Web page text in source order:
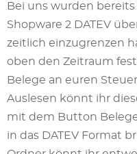
Bei uns wurden
Shopware 2 DATEV
zeitlich einzugrenzen
oben den Zeitraum
Belege an euren
Auslesen könnt ihr
mit dem Button
in das DATEV Format